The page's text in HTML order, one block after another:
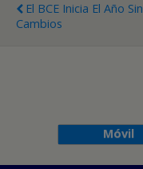
El BCE Inicia El Año Sin
Cambios
Móvil